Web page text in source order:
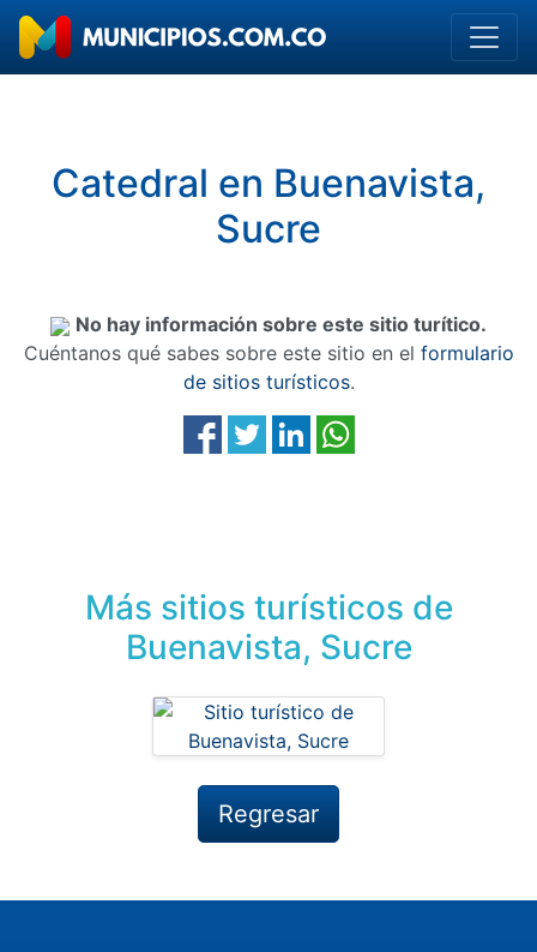
Catedral en Buenavista,
Sucre
No hay información sobre este sitio turítico.
Cuéntanos qué sabes sobre este sitio en el formulario
de sitios turísticos.
Más sitios turísticos de
Buenavista, Sucre
Regresar